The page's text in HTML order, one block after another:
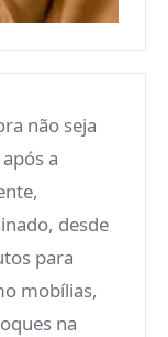
não seja
a
desde
para
mobílias,
na